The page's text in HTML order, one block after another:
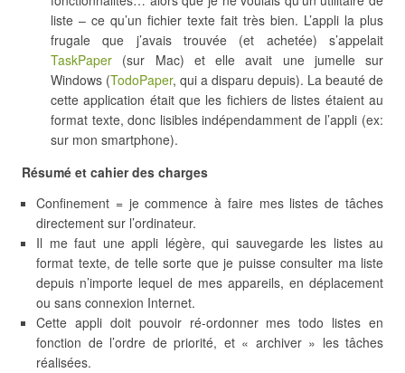
liste – ce qu’un fichier texte fait très bien. L’appli la plus
frugale que j’avais trouvée (et achetée) s’appelait
TaskPaper (sur Mac) et elle avait une jumelle sur
Windows (TodoPaper, qui a disparu depuis). La beauté de
cette application était que les fichiers de listes étaient au
format texte, donc lisibles indépendamment de l’appli (ex:
sur mon smartphone).
Résumé et cahier des charges
Confinement = je commence à faire mes listes de tâches
directement sur l’ordinateur.
Il me faut une appli légère, qui sauvegarde les listes au
format texte, de telle sorte que je puisse consulter ma liste
depuis n’importe lequel de mes appareils, en déplacement
ou sans connexion Internet.
Cette appli doit pouvoir ré-ordonner mes todo listes en
fonction de l’ordre de priorité, et « archiver » les tâches
réalisées.